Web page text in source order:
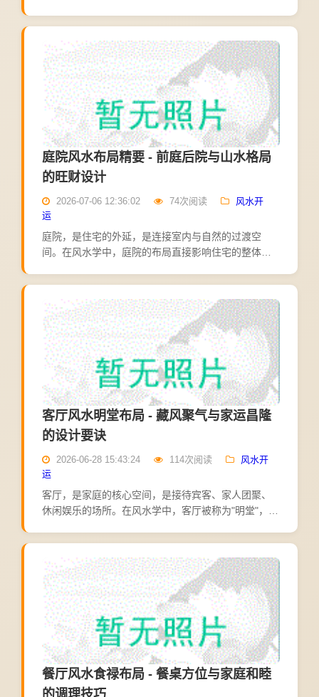
的区域，这里就讲讲客厅财位的基本讲究。先说财位
在哪里。民间最常...
庭院风水布局精要 - 前庭后院与山水格局
的旺财设计
2026-07-06 12:36:02 74次阅读
风水开
运
庭院，是住宅的外延，是连接室内与自然的过渡空
间。在风水学中，庭院的布局直接影响住宅的整体气
院风水，能藏风聚气，招财纳福；不当的庭院风水，
则可能导致气场散乱...
客厅风水明堂布局 - 藏风聚气与家运昌隆
的设计要诀
2026-06-28 15:43:24 114次阅读
风水开
运
客厅，是家庭的核心空间，是接待宾客、家人团聚、
休闲娱乐的场所。在风水学中，客厅被称为"明堂"，是
聚气，家运昌隆；不当的客厅风水，则可能导致财气
外泄，家运衰...
餐厅风水食禄布局 - 餐桌方位与家庭和睦
的调理技巧